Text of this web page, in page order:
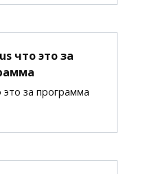
что это за
за программа